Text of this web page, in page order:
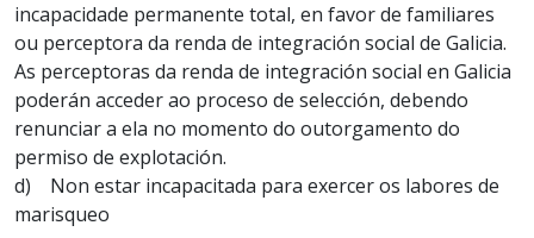
incapacidade permanente total, en favor de familiares
ou perceptora da renda de integración social de Galicia.
As perceptoras da renda de integración social en Galicia
poderán acceder ao proceso de selección, debendo
renunciar a ela no momento do outorgamento do
permiso de explotación.
d) Non estar incapacitada para exercer os labores de
marisqueo